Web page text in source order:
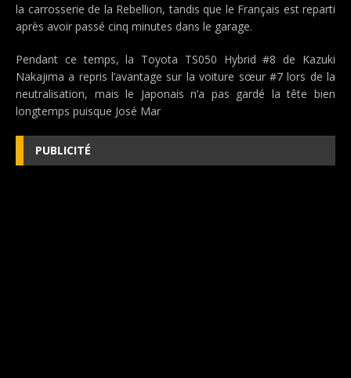
la carrosserie de la Rebellion, tandis que le Français est reparti
après avoir passé cinq minutes dans le garage.
Pendant ce temps, la Toyota TS050 Hybrid #8 de Kazuki
Nakajima a repris l’avantage sur la voiture sœur #7 lors de la
neutralisation, mais le Japonais n’a pas gardé la tête bien
longtemps puisque José Mar
PUBLICITÉ